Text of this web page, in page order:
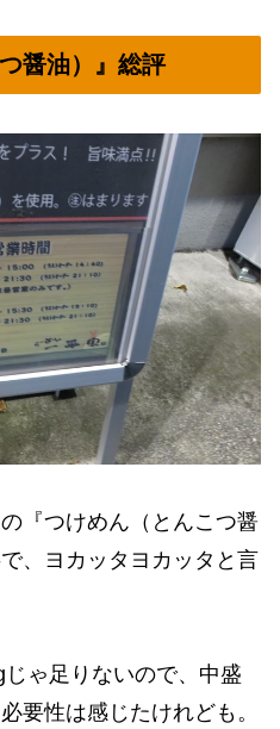
醤油）』総評
『つけめん（とんこつ醤
、ヨカッタヨカッタと言
ゃ足りないので、中盛
要性は感じたけれども。